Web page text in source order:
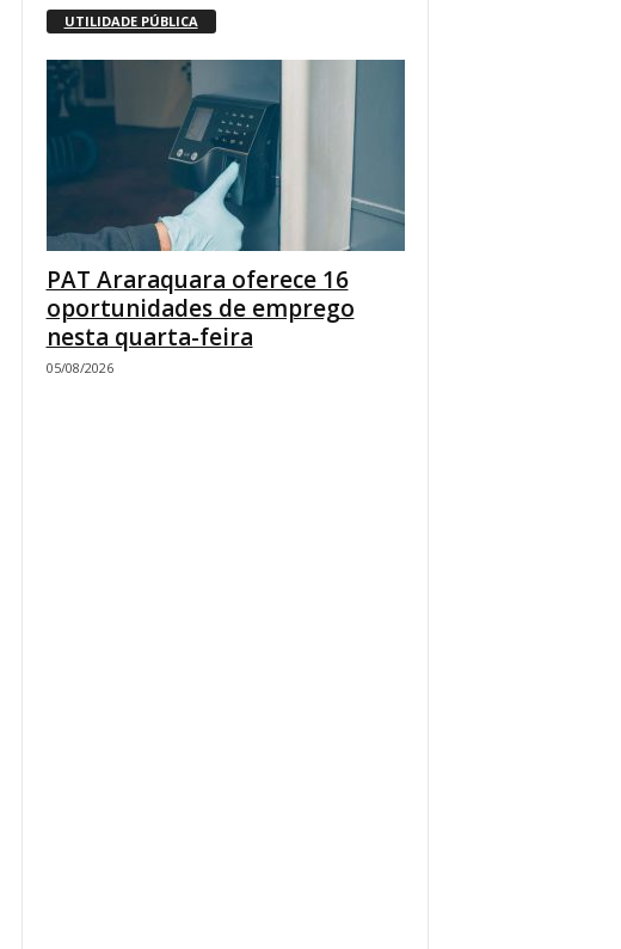
UTILIDADE PÚBLICA
PAT Araraquara oferece 16
oportunidades de emprego
nesta quarta-feira
05/08/2026